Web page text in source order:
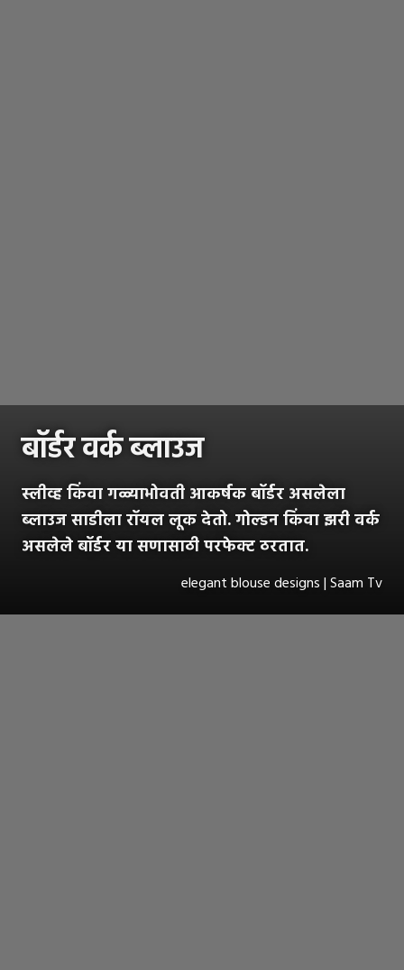
बॉर्डर वर्क ब्लाउज
स्लीव्ह किंवा गळ्याभोवती आकर्षक बॉर्डर असलेला
ब्लाउज साडीला रॉयल लूक देतो. गोल्डन किंवा झरी वर्क
असलेले बॉर्डर या सणासाठी परफेक्ट ठरतात.
elegant blouse designs | Saam Tv